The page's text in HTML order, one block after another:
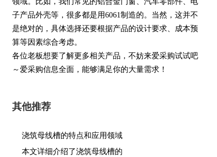
子产品外壳等，很多都是用6061制造的。当然，这并不
是绝对的，具体选择还要根据产品的设计要求、成本预
算等因素综合考虑。
各位老板想要了解更多相关产品，不妨来爱采购试试吧
～爱采购信息全面，能够满足你的大量需求！
其他推荐
浇筑母线槽的特点和应用领域
本文详细介绍了浇筑母线槽的